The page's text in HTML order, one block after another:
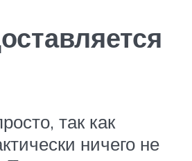
так как
ничего не